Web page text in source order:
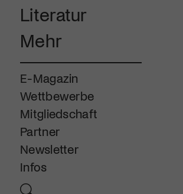
Literatur
Mehr
E-Magazin
Wettbewerbe
Mitgliedschaft
Partner
Newsletter
Infos